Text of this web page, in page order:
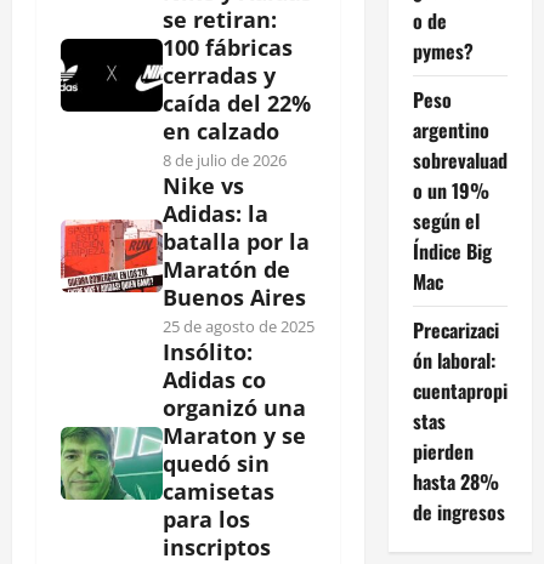
se retiran:
100 fábricas
cerradas y
caída del 22%
en calzado
8 de julio de 2026
Nike vs
Adidas: la
batalla por la
Maratón de
Buenos Aires
25 de agosto de 2025
Insólito:
Adidas co
organizó una
Maraton y se
quedó sin
camisetas
para los
inscriptos
o de
pymes?
Peso
argentino
sobrevaluad
o un 19%
según el
Índice Big
Mac
Precarizaci
ón laboral:
cuentapropi
stas
pierden
hasta 28%
de ingresos